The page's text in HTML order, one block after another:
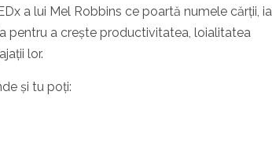
a lui Mel Robbins ce poartă numele cărții,
pentru a crește productivitatea, loialitatea
lor.
și tu poți: